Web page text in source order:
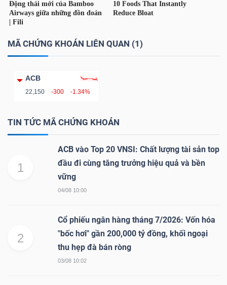
MÃ CHỨNG KHOÁN LIÊN QUAN (1)
ACB
22,150 -300 -1.34%
TIN TỨC MÃ CHỨNG KHOÁN
1
ACB vào Top 20 VNSI: Chất lượng tài sản top
đầu đi cùng tăng trưởng hiệu quả và bền
vững
04/08 10:00
2
Cổ phiếu ngân hàng tháng 7/2026: Vốn hóa
"bốc hơi" gần 200,000 tỷ đồng, khối ngoại
thu hẹp đà bán ròng
03/08 10:02
TÀI
CÁ
TÍCH